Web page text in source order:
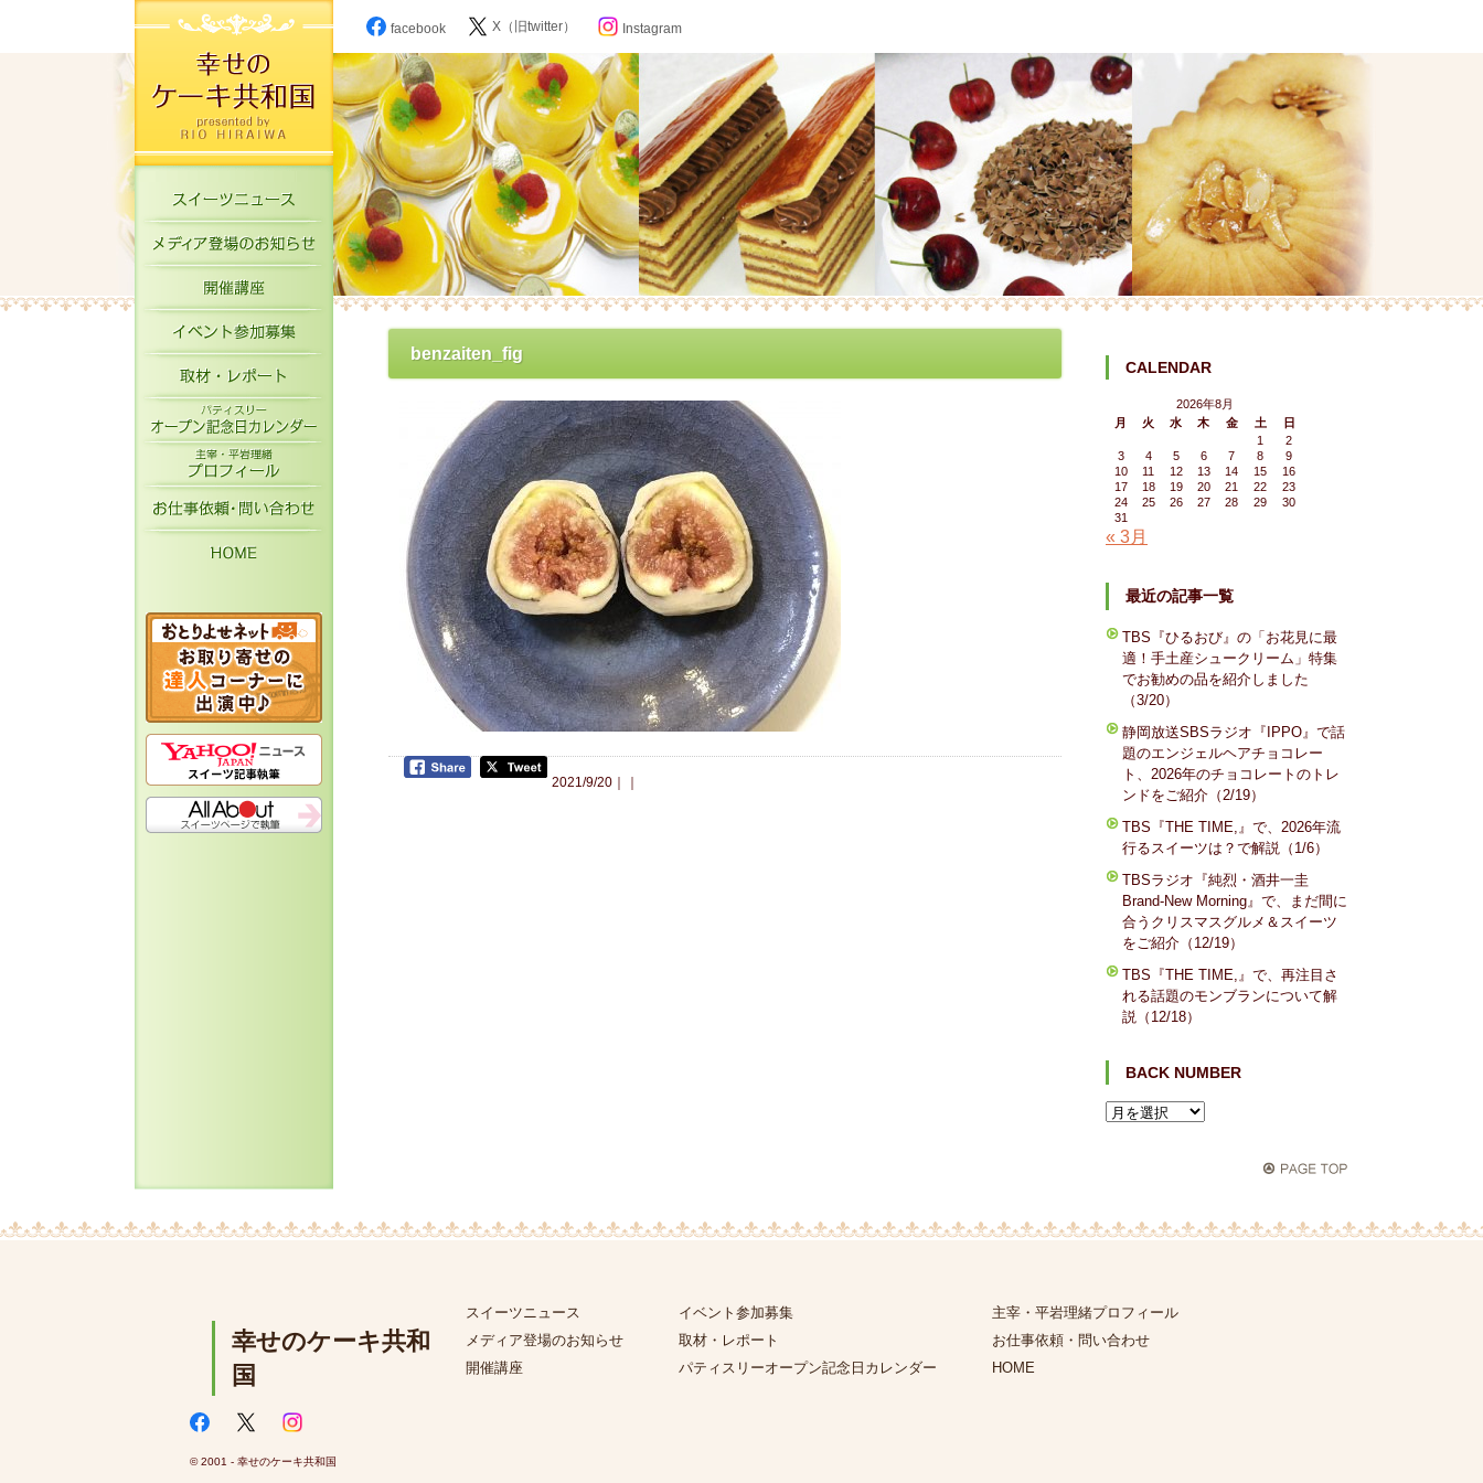
スイーツニュース
メディア登場のお知らせ
開催講座
イベント参加募集
パティスリーオープン記念日カレンダー
主宰・平岩理緒プロフィール
お仕事依頼・お問い合わせ
facebook X（旧twitter） Instagram
benzaiten_fig
2021/9/20｜｜
CALENDAR
2026年8月
月
火 水 木 金 土
日
1
2
3
4 5 6 7 8
9
10
11 12 13 14 15
16
17
18 19 20 21 22
23
24
25 26 27 28 29
30
31
« 3月
最近の記事一覧
TBS『ひるおび』の「お花見に最
適！手土産シュークリーム」特集
でお勧めの品を紹介しました
（3/20）
静岡放送SBSラジオ『IPPO』で話
題のエンジェルヘアチョコレー
ト、2026年のチョコレートのトレ
ンドをご紹介（2/19）
TBS『THE TIME,』で、2026年流
行るスイーツは？で解説（1/6）
TBSラジオ『純烈・酒井一圭
Brand-New Morning』で、まだ間に
合うクリスマスグルメ＆スイーツ
をご紹介（12/19）
TBS『THE TIME,』で、再注目さ
れる話題のモンブランについて解
説（12/18）
BACK NUMBER
幸せのケーキ共和
国
スイーツニュース
メディア登場のお知らせ
開催講座
イベント参加募集
取材・レポート
パティスリーオープン記念日カレンダー
主宰・平岩理緒プロフィール
お仕事依頼・問い合わせ
HOME
© 2001 - 幸せのケーキ共和国